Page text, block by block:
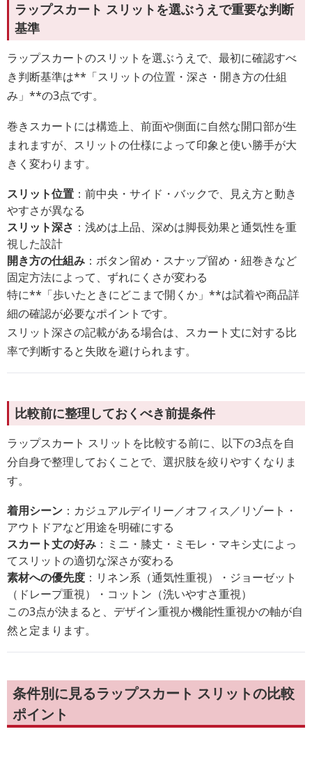
ラップスカート スリットを選ぶうえで重要な判断
基準
ラップスカートのスリットを選ぶうえで、最初に確認すべ
き判断基準は**「スリットの位置・深さ・開き方の仕組
み」**の3点です。
巻きスカートには構造上、前面や側面に自然な開口部が生
まれますが、スリットの仕様によって印象と使い勝手が大
きく変わります。
スリット位置 ：前中央・サイド・バックで、見え方と動き
やすさが異なる
スリット深さ ：浅めは上品、深めは脚長効果と通気性を重
視した設計
開き方の仕組み ：ボタン留め・スナップ留め・紐巻きなど
固定方法によって、ずれにくさが変わる
特に**「歩いたときにどこまで開くか」**は試着や商品詳
細の確認が必要なポイントです。
スリット深さの記載がある場合は、スカート丈に対する比
率で判断すると失敗を避けられます。
比較前に整理しておくべき前提条件
ラップスカート スリットを比較する前に、以下の3点を自
分自身で整理しておくことで、選択肢を絞りやすくなりま
す。
着用シーン ：カジュアルデイリー／オフィス／リゾート・
アウトドアなど用途を明確にする
スカート丈の好み ：ミニ・膝丈・ミモレ・マキシ丈によっ
てスリットの適切な深さが変わる
素材への優先度 ：リネン系（通気性重視）・ジョーゼット
（ドレープ重視）・コットン（洗いやすさ重視）
この3点が決まると、デザイン重視か機能性重視かの軸が自
然と定まります。
条件別に見るラップスカート スリットの比較
ポイント